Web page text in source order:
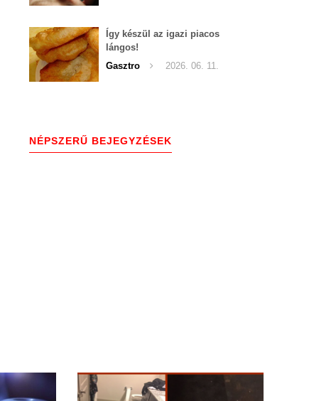
Így készül az igazi piacos
lángos!
Gasztro
2026. 06. 11.
NÉPSZERŰ BEJEGYZÉSEK